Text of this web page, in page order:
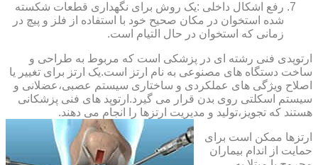
رفع اشکال داخلی :یک روش برای نگهداری قطعات شکسته
شده استخوان در مکان صحیح خود با استفاده از فلز و پیچ در
زمانی که استخوان در حال التیام است.
ارتوپدی فنی رشته ای در پزشکی است که مربوط به طراحی و
ساخت دستگاه های مصنوعی به نام ارتز است.یک ارتز برای تغییر یا
اصلاح ویژگی های عملکردی و ساختاری سیستم عصبی،عضلانی و
سیستم اسکلتی روی بدن قرار می گیرد.ارتوپد های فنی پزشکانی
هستند که تجویز،تولید و مدیریت ارتزها را انجام می دهند.
ارتزها ممکن است برای
حمایت از اندام بیماران